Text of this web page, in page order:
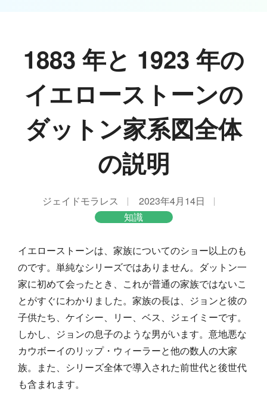
1883 年と 1923 年の
イエローストーンの
ダットン家系図全体
の説明
ジェイドモラレス
2023年4月14日
知識
イエローストーンは、家族についてのショー以上のも
のです。単純なシリーズではありません。ダットン一
家に初めて会ったとき、これが普通の家族ではないこ
とがすぐにわかりました。家族の長は、ジョンと彼の
子供たち、ケイシー、リー、ベス、ジェイミーです。
しかし、ジョンの息子のような男がいます。意地悪な
カウボーイのリップ・ウィーラーと他の数人の大家
族。また、シリーズ全体で導入された前世代と後世代
も含まれます。